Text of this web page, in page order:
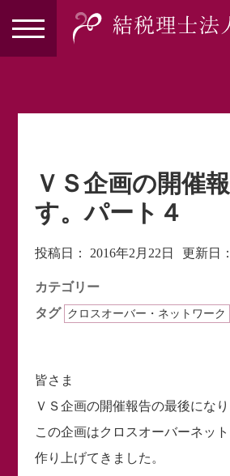
ＶＳ企画の開催
す。パート４
投稿日： 2016年2月22日 更新日：
カテゴリー
タグ
クロスオーバー・ネットワーク
皆さま
ＶＳ企画の開催報告の最後になり
この企画はクロスオーバーネッ
作り上げてきました。